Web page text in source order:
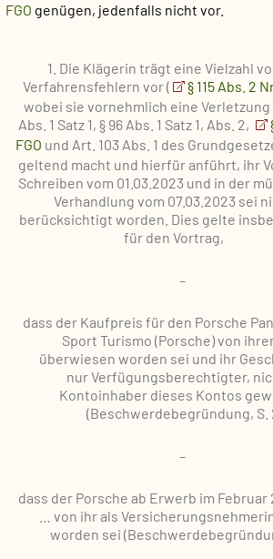
FGO genügen, jedenfalls nicht vor.
1. Die Klägerin trägt eine Vielzahl
Verfahrensfehlern vor (
§ 115 Abs. 2
wobei sie vornehmlich eine Verletzung
Abs. 1 Satz 1, § 96 Abs. 1 Satz 1, Abs. 2,
FGO und Art. 103 Abs. 1 des
geltend macht und hierfür anführt, ihr
Schreiben vom 01.03.2023 und in der
Verhandlung vom 07.03.2023 sei
berücksichtigt worden. Dies gelte
für den Vortrag,
–
dass der Kaufpreis für den Porsche
Sport Turismo (Porsche) von
überwiesen worden sei und ihr
nur Verfügungsberechtigter,
Kontoinhaber dieses Kontos
(Beschwerdebegründung, S.
–
dass der Porsche ab Erwerb im Februar
… von ihr als
worden sei